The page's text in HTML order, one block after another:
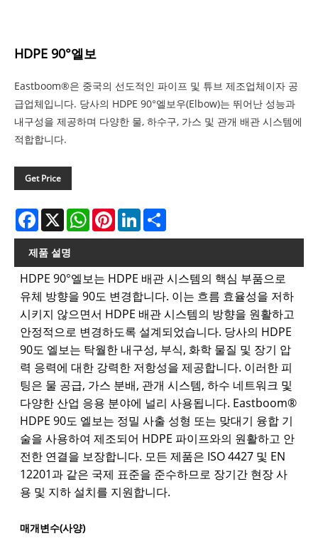
HDPE 90°엘보
Eastboom®은 중국의 선도적인 파이프 및 튜브 제조업체이자 공
급업체입니다. 당사의 HDPE 90°엘보우(Elbow)는 뛰어난 성능과
내구성을 제공하며 다양한 물, 하수구, 가스 및 관개 배관 시스템에
적합합니다.
Get Price
Facebook
X WhatsAppPinterestLinkedIn
제품 설명
HDPE 90°엘보는 HDPE 배관 시스템의 핵심 부품으로
유체 방향을 90도 변경합니다. 이는 흐름 효율성을 저하
시키지 않으면서 HDPE 배관 시스템의 방향을 원활하고
안정적으로 변경하도록 설계되었습니다. 당사의 HDPE
90도 엘보는 탁월한 내구성, 부식, 화학 물질 및 장기 압
력 응력에 대한 강력한 저항성을 제공합니다. 이러한 피
팅은 물 공급, 가스 분배, 관개 시스템, 하수 네트워크 및
다양한 산업 응용 분야에 널리 사용됩니다. Eastboom®
HDPE 90도 엘보는 정밀 사출 성형 또는 맞대기 융합 기
술을 사용하여 제조되어 HDPE 파이프와의 원활하고 안
전한 연결을 보장합니다. 모든 제품은 ISO 4427 및 EN
12201과 같은 국제 표준을 준수하므로 장기간 현장 사
용 및 지하 설치를 지원합니다.
매개변수(사양)